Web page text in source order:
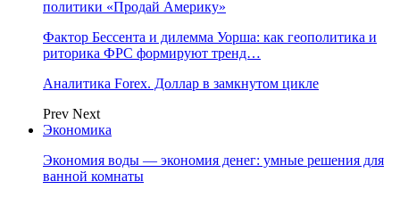
политики «Продай Америку»
Фактор Бессента и дилемма Уорша: как геополитика и
риторика ФРС формируют тренд…
Аналитика Forex. Доллар в замкнутом цикле
Prev Next
Экономика
Экономия воды — экономия денег: умные решения для
ванной комнаты